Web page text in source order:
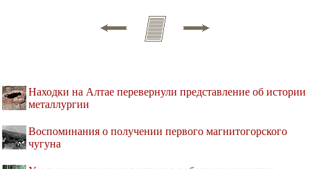
Находки на Алтае перевернули представление об истории
металлургии
Воспоминания о получении первого магнитогорского
чугуна